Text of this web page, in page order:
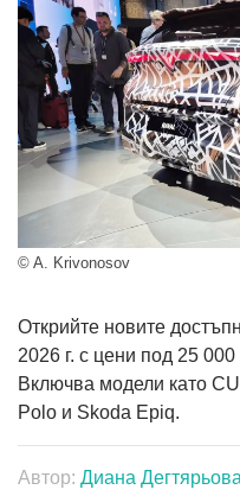
© A. Krivonosov
Открийте новите
2026 г. с цени под 25
Включва модели като
Polo и Skoda Epiq.
Автор: Диана Дегтярьова